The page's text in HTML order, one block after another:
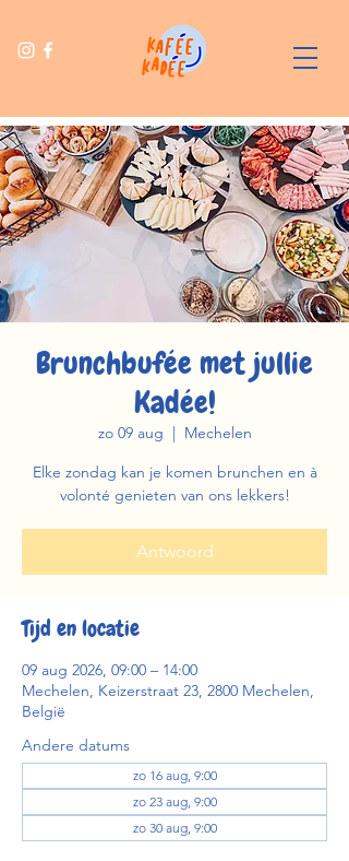
Brunchbufée met jullie
Kadée!
zo 09 aug
  |
Mechelen
Elke zondag kan je komen brunchen en à
volonté genieten van ons lekkers!
Antwoord
Tijd en locatie
09 aug 2026, 09:00 – 14:00
Mechelen, Keizerstraat 23, 2800 Mechelen,
België
Andere datums
zo 16 aug, 9:00
zo 23 aug, 9:00
zo 30 aug, 9:00